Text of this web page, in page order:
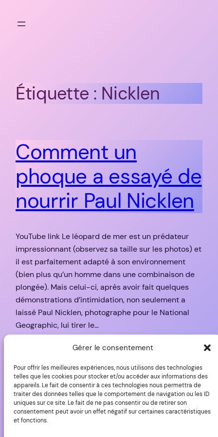
Gérer le consentement
Pour offrir les meilleures expériences, nous utilisons des technologies
telles que les cookies pour stocker et/ou accéder aux informations des
appareils. Le fait de consentir à ces technologies nous permettra de
traiter des données telles que le comportement de navigation ou les ID
uniques sur ce site. Le fait de ne pas consentir ou de retirer son
consentement peut avoir un effet négatif sur certaines caractéristiques
et fonctions.
Étiquette : Nicklen
Comment un
phoque a essayé de
nourrir Paul Nicklen
YouTube link Le léopard de mer est un prédateur
impressionnant (observez sa taille sur les photos) et
il est parfaitement adapté à son environnement
(bien plus qu’un homme dans une combinaison de
plongée). Mais celui-ci, après avoir fait quelques
démonstrations d’intimidation, non seulement a
laissé Paul Nicklen, photographe pour le National
Geographic, lui tirer le…
28 novembre 2009